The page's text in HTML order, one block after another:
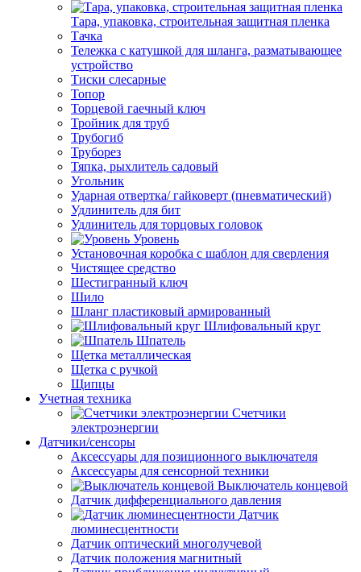
Тара, упаковка, строительная защитная пленка
Тачка
Тележка с катушкой для шланга, разматывающее
устройство
Тиски слесарные
Топор
Торцевой гаечный ключ
Тройник для труб
Трубогиб
Труборез
Тяпка, рыхлитель садовый
Угольник
Ударная отвертка/ гайковерт (пневматический)
Удлинитель для бит
Удлинитель для торцовых головок
Уровень
Установочная коробка с шаблон для сверления
Чистящее средство
Шестигранный ключ
Шило
Шланг пластиковый армированный
Шлифовальный круг
Шпатель
Щетка металлическая
Щетка с ручкой
Щипцы
Учетная техника
Счетчики
электроэнергии
Датчики/сенсоры
Аксессуары для позиционного выключателя
Аксессуары для сенсорной техники
Выключатель концевой
Датчик дифференциального давления
Датчик
люминесцентности
Датчик оптический многолучевой
Датчик положения магнитный